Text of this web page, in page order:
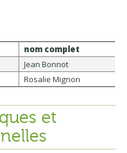
nom complet
Jean Bonnot
Rosalie Mignon
et